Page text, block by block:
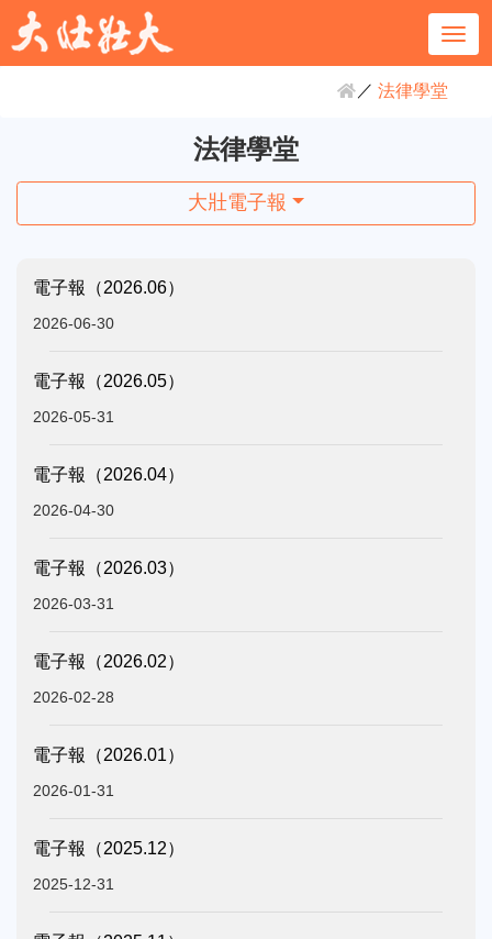
法律學堂
法律學堂
大壯電子報
電子報（2026.06）
2026-06-30
電子報（2026.05）
2026-05-31
電子報（2026.04）
2026-04-30
電子報（2026.03）
2026-03-31
電子報（2026.02）
2026-02-28
電子報（2026.01）
2026-01-31
電子報（2025.12）
2025-12-31